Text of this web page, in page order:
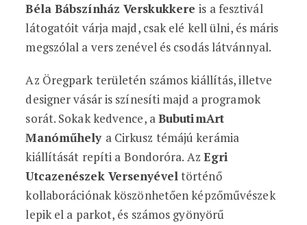
Béla Bábszínház Verskukkereis a fesztivál
látogatóit várja majd, csak elé kell ülni, és máris
megszólal a vers zenével és csodás látvánnyal.
Az Öregpark területén számos kiállítás, illetve
designer vásár is színesíti majd a programok
sorát. Sokak kedvence, aBubutimArt
Manóműhely a Cirkusz témájú kerámia
kiállítását repíti a Bondoróra. Az Egri
Utcazenészek Versenyéveltörténő
kollaborációnak köszönhetően képzőművészek
lepik el a parkot, és számos gyönyörű